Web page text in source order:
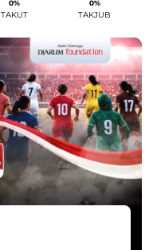
0%
TAKUT
0%
TAKJUB